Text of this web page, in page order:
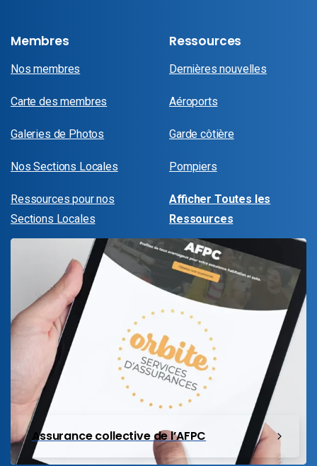
Membres
Nos membres
Carte des membres
Galeries de Photos
Nos Sections Locales
Ressources pour nos
Sections Locales
Ressources
Dernières nouvelles
Aéroports
Garde côtière
Pompiers
Afficher Toutes les
Ressources
Assurance collective de l’AFPC